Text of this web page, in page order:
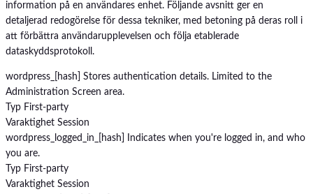
information på en användares enhet. Följande avsnitt ger en
detaljerad redogörelse för dessa tekniker, med betoning på deras roll i
att förbättra användarupplevelsen och följa etablerade
dataskyddsprotokoll.
wordpress_[hash]
Stores authentication details. Limited to the
Administration Screen area.
Typ First-party
Varaktighet Session
wordpress_logged_in_[hash]
Indicates when you're logged in, and who
you are.
Typ First-party
Varaktighet Session